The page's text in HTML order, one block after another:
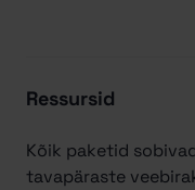
Ressursid
Kõik paketid
tavapäraste